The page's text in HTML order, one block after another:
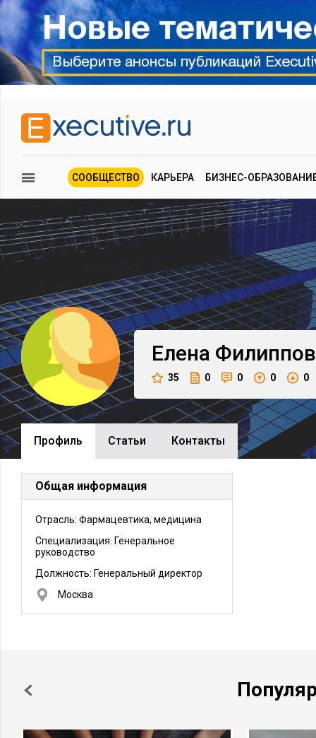
СООБЩЕСТВО КАРЬЕРА БИЗНЕС-
Елена
35 0 0 0 0
Профиль Cтатьи Контакты
Общая информация
Отрасль: Фармацевтика, медицина
Специализация: Генеральное
руководство
Должность: Генеральный директор
Москва